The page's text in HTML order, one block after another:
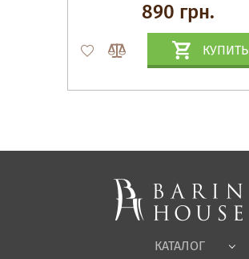
890 грн.
КУПИТЬ
КАТАЛОГ
Спальни, Кровати
Корпусная мебель
Офисная мебель